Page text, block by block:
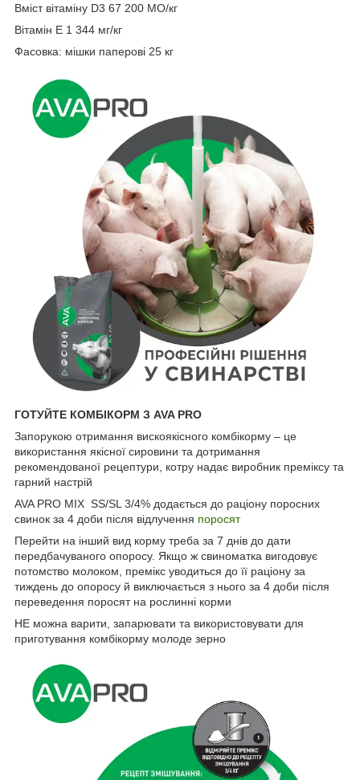
Вміст вітаміну D3 67 200 МО/кг
Вітамін Е 1 344 мг/кг
Фасовка: мішки паперові 25 кг
ГОТУЙТЕ КОМБІКОРМ З AVA PRO
Запорукою отримання вискоякісного комбікорму – це
використання якісної сировини та дотримання
рекомендованої рецептури, котру надає виробник преміксу та
гарний настрій
AVA PRO MIX SS/SL 3/4% додається до раціону поросних
свинок за 4 доби після відлучення поросят
Перейти на інший вид корму треба за 7 днів до дати
передбачуваного опоросу. Якщо ж свиноматка вигодовує
потомство молоком, премікс уводиться до її раціону за
тиждень до опоросу й виключається з нього за 4 доби після
переведення поросят на рослинні корми
НЕ можна варити, запарювати та використовувати для
приготування комбікорму молоде зерно